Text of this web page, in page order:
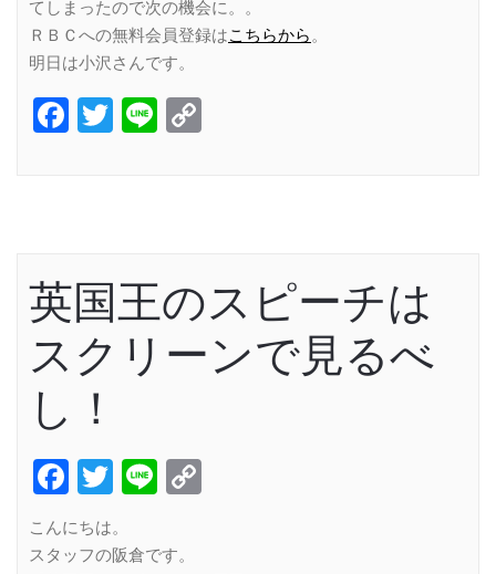
てしまったので次の機会に。。
ＲＢＣへの無料会員登録はこちらから。
明日は小沢さんです。
Facebook
Twitter
Line
英国王のスピーチは
スクリーンで見るべ
し！
Facebook
Twitter
Line
こんにちは。
スタッフの阪倉です。